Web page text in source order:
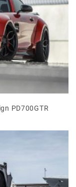
PD700GTR